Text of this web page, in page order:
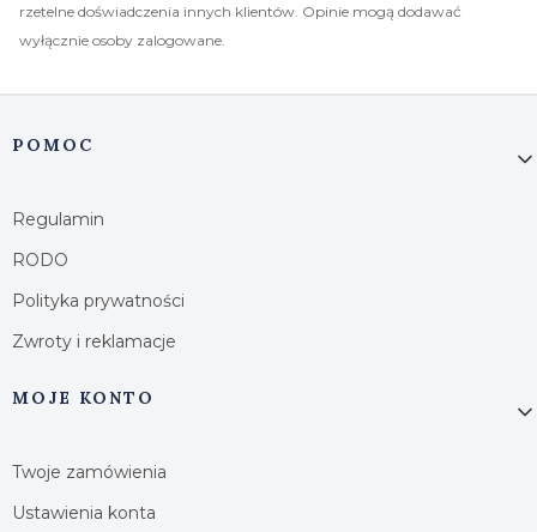
rzetelne doświadczenia innych klientów. Opinie mogą dodawać
wyłącznie osoby zalogowane.
Linki w stopce
POMOC
Regulamin
RODO
Polityka prywatności
Zwroty i reklamacje
MOJE KONTO
Twoje zamówienia
Ustawienia konta